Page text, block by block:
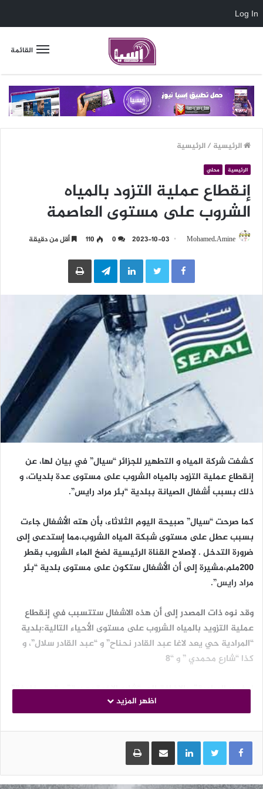
القائمة
الرئيسية /الرئيسية
الرئيسية محلي
إنقطاع عملية التزود بالمياه
الشروب على مستوى العاصمة
Mohamed.Amine
2023-10-03
110 أقل من دقيقة
LinkedIn
Telegramطباعة
كشفت شركة المياه و التطهير للجزائر “سيال” في بيان لها، عن
إنقطاع عملية التزود بالمياه الشروب على مستوى عدة بلديات، و
ذلك بسبب أشغال الصيانة ببلدية “بئر مراد رايس”.
كما صرحت “سيال” صبيحة اليوم الثلاثاء، بأن هته الأشغال جاءت
بسبب عطل على مستوى شبكة المياه الشروب،مما إستدعى إلى
ضرورة التدخل . لإصلاح القناة الرئيسية لضخ الماء الشروب بقطر
200ملم،مشيرة إلى أن الأشغال ستكون على مستوى بلدية “بئر
مراد رايس”.
وقد نوه ذات المصدر إلى أن هذه الاشغال ستتسبب في إنقطاع
عملية التزويد بالمياه الشروب على مستوى الأحياء التالية:بلدية
“المرادية حي يعد لاغا عبد القادر نحناح” و “عبد القادر سلال”، و
كذا “شارع محمدي ” و “8
نوفمبر المرادية”، بالإضافة إلى “شارع الإخوة وعدية” و “حي خليفة”
و “أطباء مطيبان”،و “شارع محمد البشوش” و “شارع الحرية و محمد
و تعلم “سيال” زبائنها القاطنين بالبلديات المعنية، أن إستئناف
عملية التزويد بالمياه الشروب سيتم تدريجيا عند نهاية الأشغال.
اظهر المزيد
LinkedInمشاركة عبر البريد طباعة
Log In